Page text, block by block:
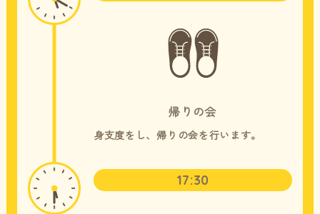
帰りの会
身支度をし、帰りの会を行います。
17:30